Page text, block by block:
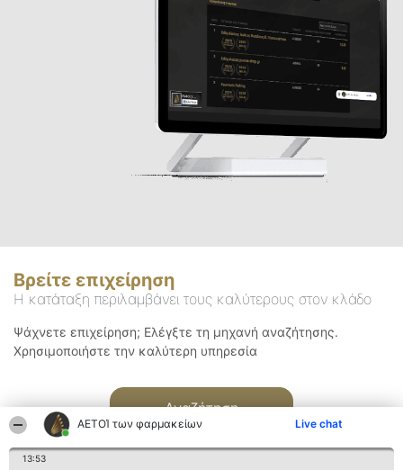
ΑΕΤΟΊ των φαρμακείων Live chat
13:53
Βρείτε επιχείρηση
Η κατάταξη περιλαμβάνει τους καλύτερους στον κλάδο
Ψάχνετε επιχείρηση; Ελέγξτε τη μηχανή αναζήτησης.
Χρησιμοποιήστε την καλύτερη υπηρεσία
Αναζήτηση